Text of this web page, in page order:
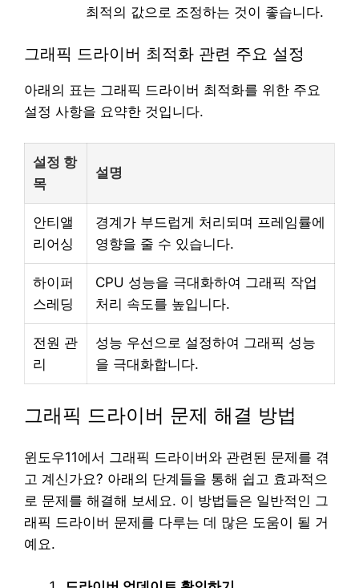
최적의 값으로 조정하는 것이 좋습니다.
그래픽 드라이버 최적화 관련 주요 설정
아래의 표는 그래픽 드라이버 최적화를 위한 주요
설정 사항을 요약한 것입니다.
설정 항
목
설명
안티앨
리어싱
경계가 부드럽게 처리되며 프레임률에
영향을 줄 수 있습니다.
하이퍼
스레딩
CPU 성능을 극대화하여 그래픽 작업
처리 속도를 높입니다.
전원 관
리
성능 우선으로 설정하여 그래픽 성능
을 극대화합니다.
그래픽 드라이버 문제 해결 방법
윈도우11에서 그래픽 드라이버와 관련된 문제를 겪
고 계신가요? 아래의 단계들을 통해 쉽고 효과적으
로 문제를 해결해 보세요. 이 방법들은 일반적인 그
래픽 드라이버 문제를 다루는 데 많은 도움이 될 거
예요.